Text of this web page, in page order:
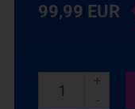
99,99 EUR
+
-